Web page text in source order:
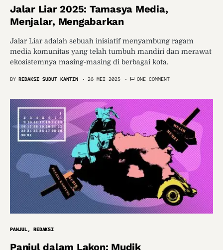
Jalar Liar 2025: Tamasya Media,
Menjalar, Mengabarkan
Jalar Liar adalah sebuah inisiatif menyambung ragam
media komunitas yang telah tumbuh mandiri dan merawat
ekosistemnya masing-masing di berbagai kota.
BY REDAKSI SUDUT KANTIN 26 MEI 2025 ONE COMMENT
PANJUL REDAKSI
Panjul dalam Lakon: Mudik